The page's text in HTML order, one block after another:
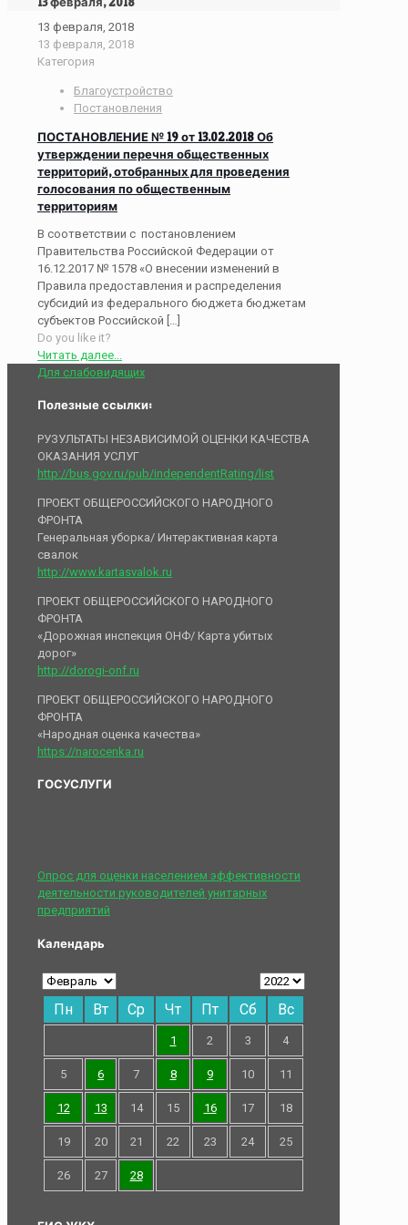
13 февраля, 2018
13 февраля, 2018
Категория
Благоустройство
Постановления
ПОСТАНОВЛЕНИЕ № 19 от 13.02.2018 Об
утверждении перечня общественных
территорий, отобранных для проведения
голосования по общественным
территориям
В соответствии с постановлением
Правительства Российской Федерации от
16.12.2017 № 1578 «О внесении изменений в
Правила предоставления и распределения
субсидий из федерального бюджета бюджетам
субъектов Российской […]
Do you like it?
Читать далее...
Для слабовидящих
Полезные ссылки:
РУЗУЛЬТАТЫ НЕЗАВИСИМОЙ ОЦЕНКИ КАЧЕСТВА
ОКАЗАНИЯ УСЛУГ
http://bus.gov.ru/pub/independentRating/list
ПРОЕКТ ОБЩЕРОССИЙСКОГО НАРОДНОГО
ФРОНТА
Генеральная уборка/ Интерактивная карта
свалок
http://www.kartasvalok.ru
ПРОЕКТ ОБЩЕРОССИЙСКОГО НАРОДНОГО
ФРОНТА
«Дорожная инспекция ОНФ/ Карта убитых
дорог»
http://dorogi-onf.ru
ПРОЕКТ ОБЩЕРОССИЙСКОГО НАРОДНОГО
ФРОНТА
«Народная оценка качества»
https://narocenka.ru
ГОСУСЛУГИ
Опрос для оценки населением эффективности
деятельности руководителей унитарных
предприятий
Календарь
Пн Вт Ср Чт Пт Сб Вс
1 2 3 4
5 6 7 8 9 10 11
12 13 14 15 16 17 18
19 20 21 22 23 24 25
26 27 28